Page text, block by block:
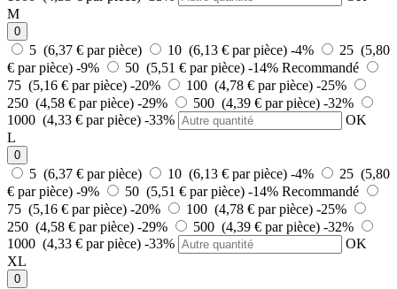
M
0
5 (6,37 € par pièce) 10 (6,13 € par pièce) -4%
25 (5,80
€ par pièce) -9% 50 (5,51 € par pièce) -14% Recommandé
75 (5,16 € par pièce) -20% 100 (4,78 € par pièce) -25%
250 (4,58 € par pièce) -29% 500 (4,39 € par pièce) -32%
1000 (4,33 € par pièce) -33%
OK
L
0
5 (6,37 € par pièce) 10 (6,13 € par pièce) -4%
25 (5,80
€ par pièce) -9% 50 (5,51 € par pièce) -14% Recommandé
75 (5,16 € par pièce) -20% 100 (4,78 € par pièce) -25%
250 (4,58 € par pièce) -29% 500 (4,39 € par pièce) -32%
1000 (4,33 € par pièce) -33%
OK
XL
0